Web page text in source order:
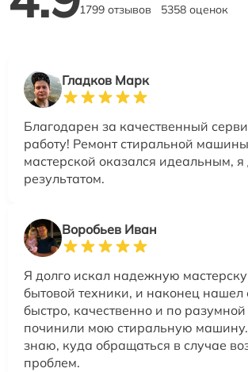
1799 отзывов 5358 оценок
Гладков Марк
Благодарен за качественный
работу! Ремонт стиральной машины
мастерской оказался идеальным, я
результатом.
Воробьев Иван
Я долго искал надежную
бытовой техники, и наконец нашел
быстро, качественно и по
починили мою стиральную
знаю, куда обращаться в случае
проблем.